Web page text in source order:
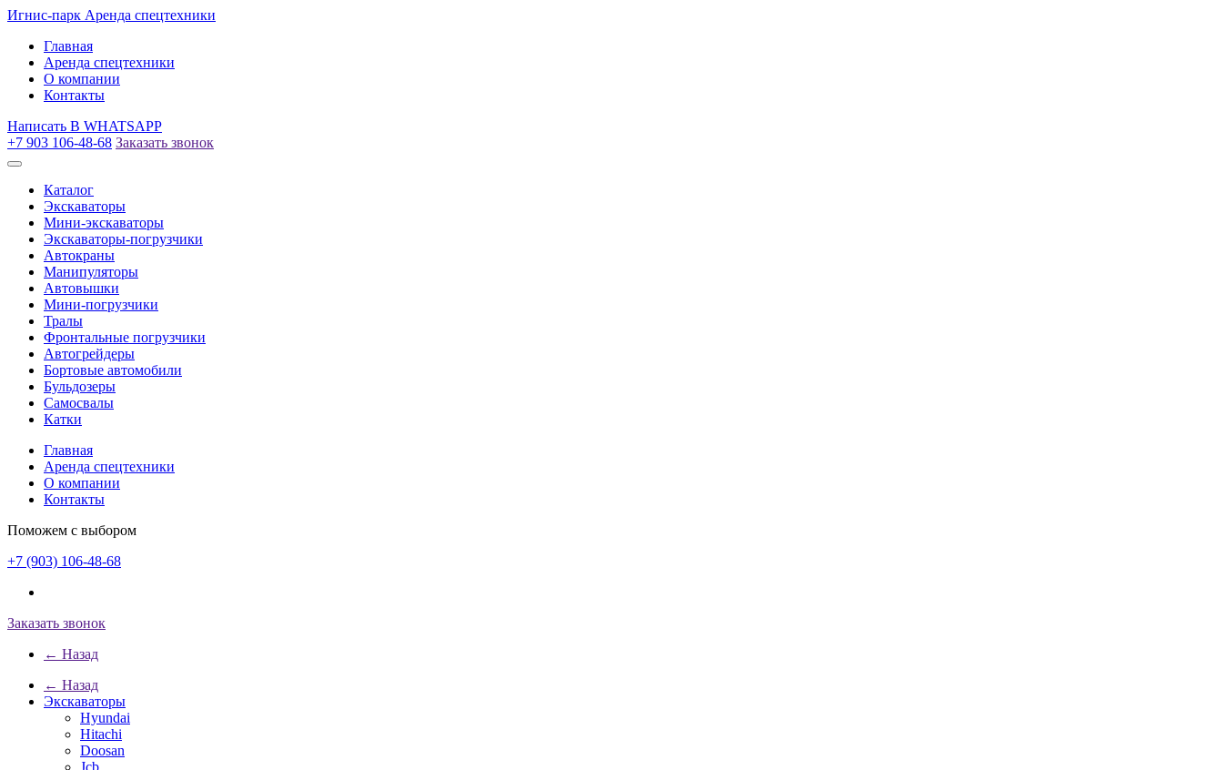
Игнис-парк Аренда спецтехники
Главная
Аренда спецтехники
О компании
Контакты
Написать В WHATSAPP
+7 903 106-48-68 Заказать звонок
Каталог
Экскаваторы
Мини-экскаваторы
Экскаваторы-погрузчики
Автокраны
Манипуляторы
Автовышки
Мини-погрузчики
Тралы
Фронтальные погрузчики
Автогрейдеры
Бортовые автомобили
Бульдозеры
Самосвалы
Катки
Главная
Аренда спецтехники
О компании
Контакты
Поможем с выбором
+7 (903) 106-48-68
Заказать звонок
← Назад
← Назад
Экскаваторы
Hyundai
Hitachi
Doosan
Jcb